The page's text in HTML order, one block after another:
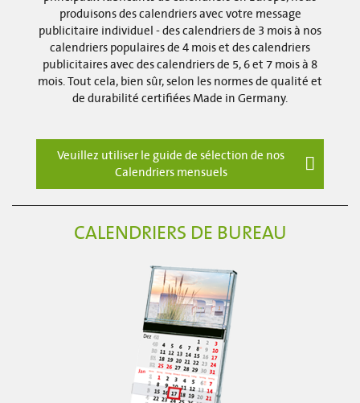
produisons des calendriers avec votre message
publicitaire individuel - des calendriers de 3 mois à nos
calendriers populaires de 4 mois et des calendriers
publicitaires avec des calendriers de 5, 6 et 7 mois à 8
mois. Tout cela, bien sûr, selon les normes de qualité et
de durabilité certifiées Made in Germany.
Veuillez utiliser le guide de sélection de nos
Calendriers mensuels
CALENDRIERS DE BUREAU